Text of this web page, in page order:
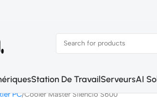
Station De TravailServeursAI
PC Cooler Master Silencio S600